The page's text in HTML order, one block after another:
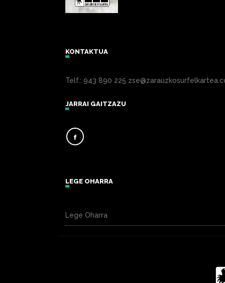
KONTAKTUA
Telf.: 943 890 225
JARRAI GAITZAZU
LEGE OHARRA
Lege Oharra